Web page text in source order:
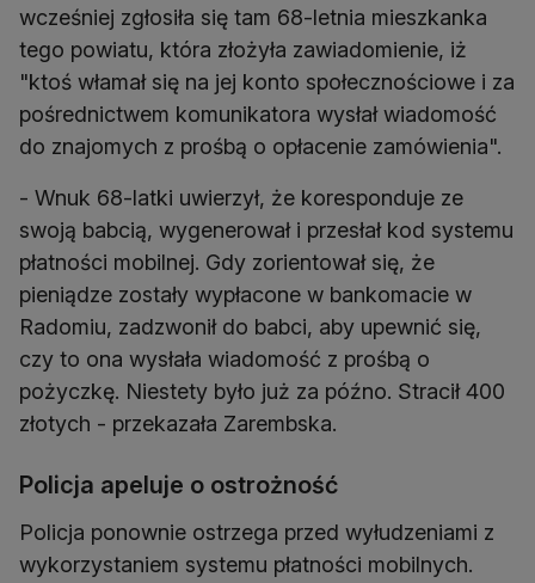
wcześniej zgłosiła się tam 68-letnia mieszkanka
tego powiatu, która złożyła zawiadomienie, iż
"ktoś włamał się na jej konto społecznościowe i za
pośrednictwem komunikatora wysłał wiadomość
do znajomych z prośbą o opłacenie zamówienia".
- Wnuk 68-latki uwierzył, że koresponduje ze
swoją babcią, wygenerował i przesłał kod systemu
płatności mobilnej. Gdy zorientował się, że
pieniądze zostały wypłacone w bankomacie w
Radomiu, zadzwonił do babci, aby upewnić się,
czy to ona wysłała wiadomość z prośbą o
pożyczkę. Niestety było już za późno. Stracił 400
złotych - przekazała Zarembska.
Policja apeluje o ostrożność
Policja ponownie ostrzega przed wyłudzeniami z
wykorzystaniem systemu płatności mobilnych.